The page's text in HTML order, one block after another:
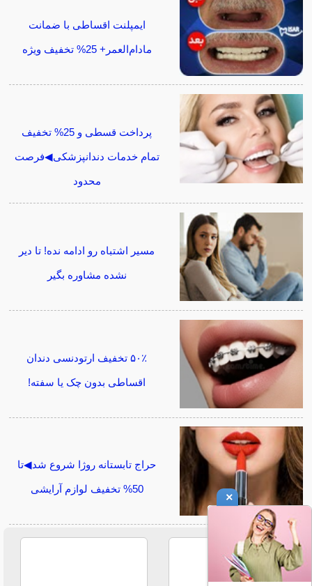
ایمپلنت اقساطی با ضمانت
مادام‌العمر+ 25% تخفیف ویژه
پرداخت قسطی و 25% تخفیف
تمام خدمات دندانپزشکی◀فرصت
محدود
مسیر اشتباه رو ادامه نده! تا دیر
نشده مشاوره بگیر
۵۰٪ تخفیف ارتودنسی دندان
اقساطی بدون چک یا سفته!
حراج تابستانه روژا شروع شد◀تا
50% تخفیف لوازم آرایشی
×